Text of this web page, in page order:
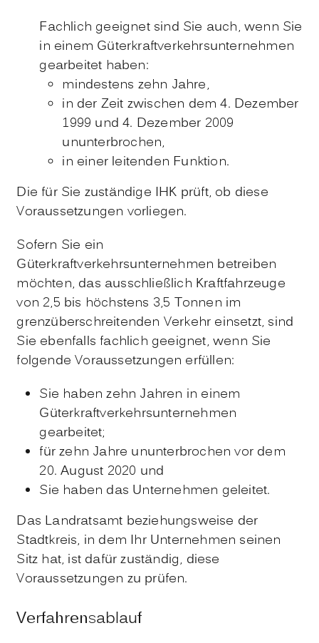
Fachlich geeignet sind Sie auch, wenn Sie
in einem Güterkraftverkehrsunternehmen
gearbeitet haben:
mindestens zehn Jahre,
in der Zeit zwischen dem 4. Dezember
1999 und 4. Dezember 2009
ununterbrochen,
in einer leitenden Funktion.
Die für Sie zuständige IHK prüft, ob diese
Voraussetzungen vorliegen.
Sofern Sie ein
Güterkraftverkehrsunternehmen betreiben
möchten, das ausschließlich Kraftfahrzeuge
von 2,5 bis höchstens 3,5 Tonnen im
grenzüberschreitenden Verkehr einsetzt, sind
Sie ebenfalls fachlich geeignet, wenn Sie
folgende Voraussetzungen erfüllen:
Sie haben zehn Jahren in einem
Güterkraftverkehrsunternehmen
gearbeitet;
für zehn Jahre ununterbrochen vor dem
20. August 2020 und
Sie haben das Unternehmen geleitet.
Das Landratsamt beziehungsweise der
Stadtkreis, in dem Ihr Unternehmen seinen
Sitz hat, ist dafür zuständig, diese
Voraussetzungen zu prüfen.
Verfahrensablauf